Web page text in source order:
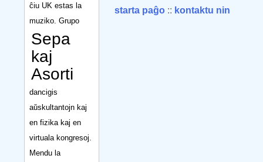
ĉiu UK estas la
muziko. Grupo
Sepa
kaj
Asorti
dancigis
aŭskultantojn kaj
en fizika kaj en
virtuala kongresoj.
Mendu la
starta paĝo :: kontaktu nin